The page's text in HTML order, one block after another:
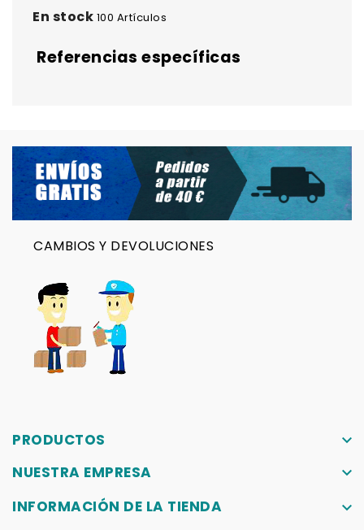
En stock 100 Artículos
Referencias específicas
CAMBIOS Y DEVOLUCIONES
PRODUCTOS
keyboard_arrow_down
NUESTRA EMPRESA
keyboard_arrow_down
INFORMACIÓN DE LA TIENDA
keyboard_arrow_down